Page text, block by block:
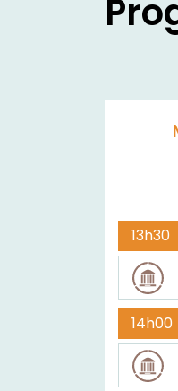
13h30
14h00